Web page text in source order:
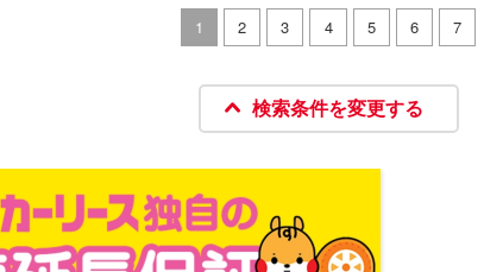
1 2 3 4 5 6 7
検索条件を変更する